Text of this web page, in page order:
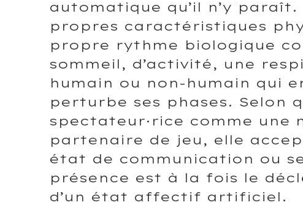
automatique qu’il n’y
propres caractéristiques
propre rythme biologique
sommeil, d’activité, une
humain ou non-humain qui
perturbe ses phases. Selon
spectateur·rice comme une
partenaire de jeu, elle
état de communication ou
présence est à la fois le
d’un état affectif artificiel.